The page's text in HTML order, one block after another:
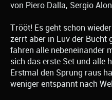
von Piero Dalla, Sergio
Trööt! Es geht schon
zerrt aber in Luv der Bucht
fahren alle nebeneinander
sich das erste Set und alle
Erstmal den Sprung raus
weniger entspannt nach